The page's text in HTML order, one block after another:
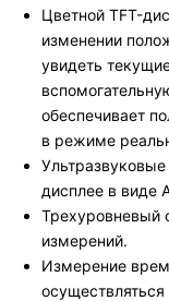
Цветной TFT-
изменении
увидеть
обеспечивает
в режиме
дисплее в виде
Трехуровневый
измерений.
Измерение